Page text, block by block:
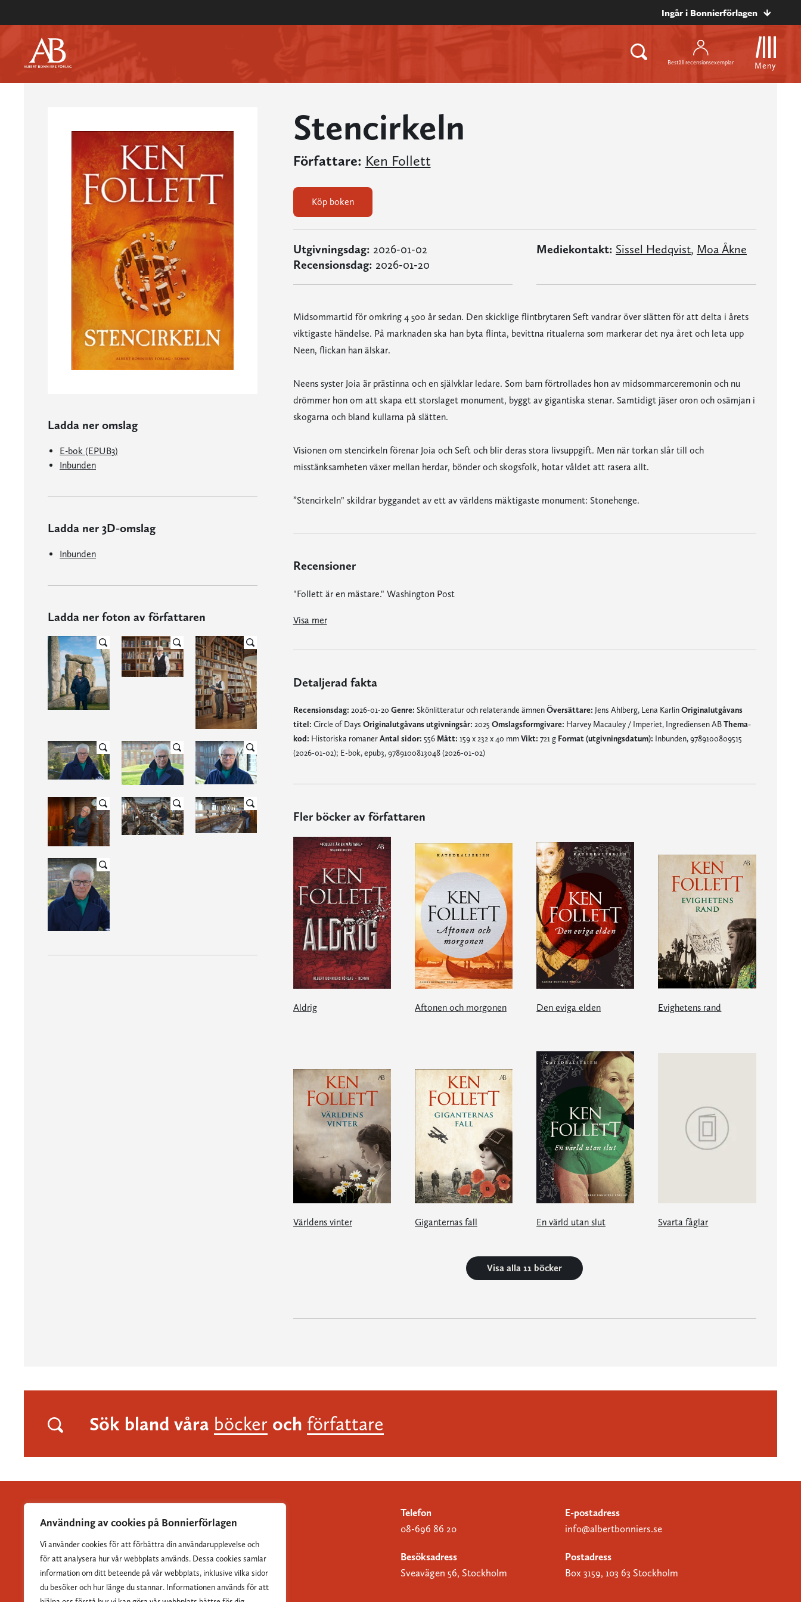
Användning av cookies på Bonnierförlagen
Vi använder cookies för att förbättra din användarupplevelse och
för att analysera hur vår webbplats används. Dessa cookies samlar
information om ditt beteende på vår webbplats, inklusive vilka sidor
du besöker och hur länge du stannar. Informationen används för att
Ingår i Bonnierförlagen
Beställ recensionsexemplar Meny
Ladda ner omslag
E-bok (EPUB3)
Inbunden
Ladda ner 3D-omslag
Inbunden
Ladda ner foton av författaren
Stencirkeln
Författare: Ken Follett
Köp boken
Utgivningsdag: 2026-01-02
Recensionsdag: 2026-01-20
Mediekontakt: Sissel Hedqvist, Moa Åkne
Midsommartid för omkring 4 500 år sedan. Den skicklige flintbrytaren Seft vandrar över slätten för att delta i årets
viktigaste händelse. På marknaden ska han byta flinta, bevittna ritualerna som markerar det nya året och leta upp
Neen, flickan han älskar.
Neens syster Joia är prästinna och en självklar ledare. Som barn förtrollades hon av midsommarceremonin och nu
drömmer hon om att skapa ett storslaget monument, byggt av gigantiska stenar. Samtidigt jäser oron och osämjan i
skogarna och bland kullarna på slätten.
Visionen om stencirkeln förenar Joia och Seft och blir deras stora livsuppgift. Men när torkan slår till och
misstänksamheten växer mellan herdar, bönder och skogsfolk, hotar våldet att rasera allt.
”Stencirkeln" skildrar byggandet av ett av världens mäktigaste monument: Stonehenge.
Recensioner
"Follett är en mästare." Washington Post
Visa mer
Detaljerad fakta
Recensionsdag: 2026-01-20 Genre: Skönlitteratur och relaterande ämnenÖversättare: Jens Ahlberg, Lena KarlinOriginalutgåvans
titel: Circle of Days Originalutgåvans utgivningsår: 2025 Omslagsformgivare: Harvey Macauley / Imperiet, Ingrediensen ABThema-
kod: Historiska romanerAntal sidor: 556 Mått: 159 x 232 x 40 mmVikt: 721 g Format (utgivningsdatum): Inbunden, 9789100809515
(2026-01-02); E-bok, epub3, 9789100813048 (2026-01-02)
Fler böcker av författaren
Aldrig Aftonen och morgonen Den eviga elden Evighetens rand
Världens vinter Giganternas fall En värld utan slut Svarta fåglar
Visa alla 11 böcker
Sök bland våra böcker och författare
Albert Bonniers Förlag grundades 1837 och är Sveriges
största skönlitterära förlag.
Telefon
08-696 86 20
E-postadress
info@albertbonniers.se
Besöksadress
Sveavägen 56, Stockholm
Postadress
Box 3159, 103 63 Stockholm